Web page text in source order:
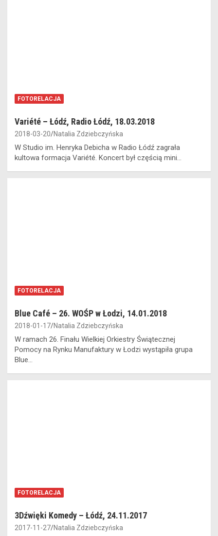
FOTORELACJA
Variété – Łódź, Radio Łódź, 18.03.2018
2018-03-20 Natalia Zdziebczyńska
W Studio im. Henryka Debicha w Radio Łódź zagrała
kultowa formacja Variété. Koncert był częścią mini…
FOTORELACJA
Blue Café – 26. WOŚP w Łodzi, 14.01.2018
2018-01-17 Natalia Zdziebczyńska
W ramach 26. Finału Wielkiej Orkiestry Świątecznej
Pomocy na Rynku Manufaktury w Łodzi wystąpiła grupa
Blue…
FOTORELACJA
3Dźwięki Komedy – Łódź, 24.11.2017
2017-11-27 Natalia Zdziebczyńska